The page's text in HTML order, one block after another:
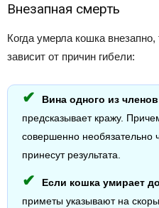
Внезапная смерть
Когда умерла кошка внезапно,
зависит от причин гибели:
Вина одного из
предсказывает кражу.
совершенно
принесут результата.
Если кошка умирает
приметы указывают на